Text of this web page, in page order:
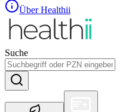
Über Healthii
Suche